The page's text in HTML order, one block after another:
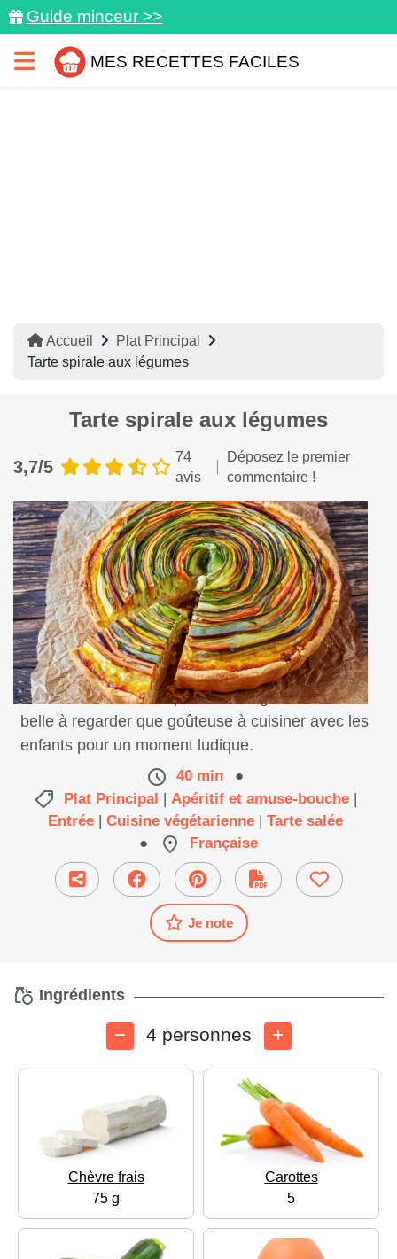
Guide minceur >>
MES RECETTES FACILES
Accueil
Plat Principal
Tarte spirale aux légumes
Tarte spirale aux légumes
3,7/5
74
avis
Déposez le premier
commentaire !
Une recette de tarte spirale aux légumes aussi
belle à regarder que goûteuse à cuisiner avec les
enfants pour un moment ludique.
40 min
●
Plat Principal | Apéritif et amuse-bouche |
Entrée | Cuisine végétarienne | Tarte salée
●
Française
Je note
Ingrédients
4 personnes
Chèvre frais
75 g
Carottes
5